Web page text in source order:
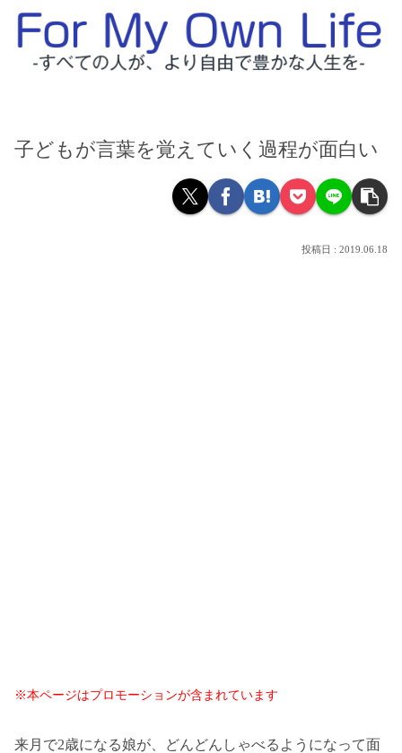
子どもが言葉を覚えていく過程が面白い
2019.06.18
※本ページはプロモーションが含まれています
来月で2歳になる娘が、どんどんしゃべるようになって面